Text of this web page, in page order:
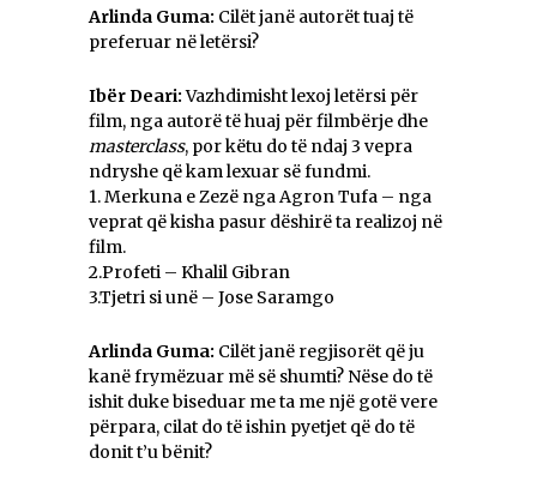
Arlinda Guma: Cilët janë autorët tuaj të
preferuar në letërsi?
Ibër Deari:Vazhdimisht lexoj letërsi për
film, nga autorë të huaj për filmbërje dhe
masterclass, por këtu do të ndaj 3 vepra
ndryshe që kam lexuar së fundmi.
1. Merkuna e Zezë nga Agron Tufa – nga
veprat që kisha pasur dëshirë ta realizoj në
film.
2.Profeti – Khalil Gibran
3.Tjetri si unë – Jose Saramgo
Arlinda Guma: Cilët janë regjisorët që ju
kanë frymëzuar më së shumti? Nëse do të
ishit duke biseduar me ta me një gotë vere
përpara, cilat do të ishin pyetjet që do të
donit t’u bënit?